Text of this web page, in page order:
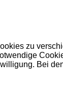
zu
Bei